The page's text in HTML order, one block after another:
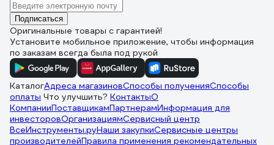
Подписаться
Оригинальные товары с гарантией!
Установите мобильное приложение, чтобы информация
по заказам всегда была под рукой
КаталогАдреса магазиновСпособы полученияСпособы
оплаты Что улучшить? КонтактыО
КомпанииПоставщикамПартнерамИнформация для
инвесторовОрганизациямСервисный центр
ВсеИнструменты.руНаши закупкиСервисные центры
производителейПравила применения рекомендательных